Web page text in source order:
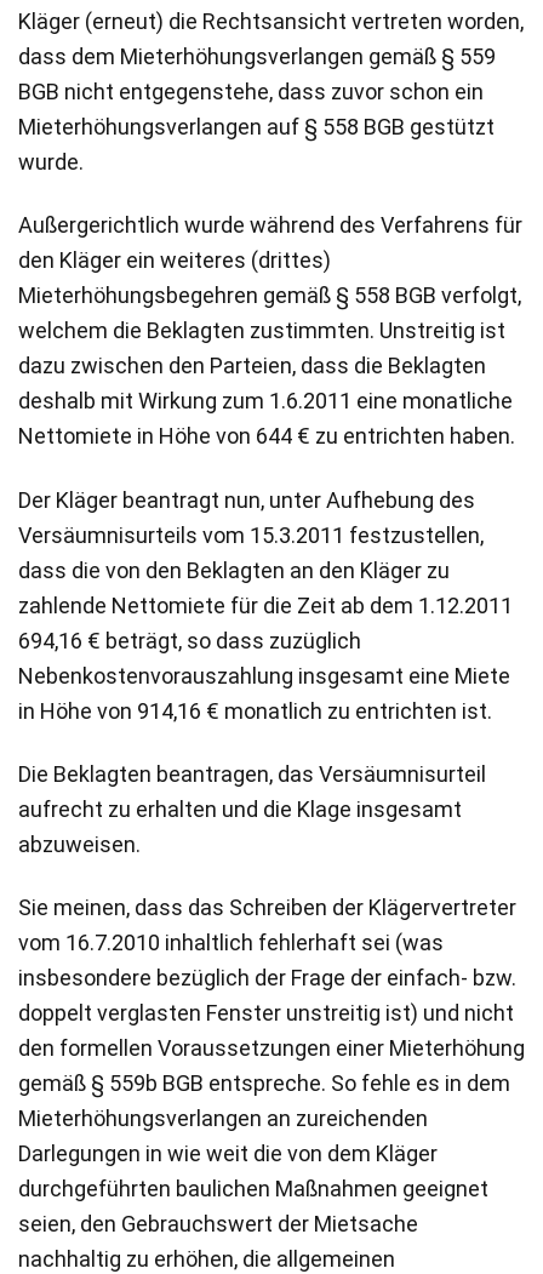
Kläger (erneut) die Rechtsansicht vertreten worden,
dass dem Mieterhöhungsverlangen gemäß § 559
BGB nicht entgegenstehe, dass zuvor schon ein
Mieterhöhungsverlangen auf § 558 BGB gestützt
wurde.
Außergerichtlich wurde während des Verfahrens für
den Kläger ein weiteres (drittes)
Mieterhöhungsbegehren gemäß § 558 BGB verfolgt,
welchem die Beklagten zustimmten. Unstreitig ist
dazu zwischen den Parteien, dass die Beklagten
deshalb mit Wirkung zum 1.6.2011 eine monatliche
Nettomiete in Höhe von 644 € zu entrichten haben.
Der Kläger beantragt nun, unter Aufhebung des
Versäumnisurteils vom 15.3.2011 festzustellen,
dass die von den Beklagten an den Kläger zu
zahlende Nettomiete für die Zeit ab dem 1.12.2011
694,16 € beträgt, so dass zuzüglich
Nebenkostenvorauszahlung insgesamt eine Miete
in Höhe von 914,16 € monatlich zu entrichten ist.
Die Beklagten beantragen, das Versäumnisurteil
aufrecht zu erhalten und die Klage insgesamt
abzuweisen.
Sie meinen, dass das Schreiben der Klägervertreter
vom 16.7.2010 inhaltlich fehlerhaft sei (was
insbesondere bezüglich der Frage der einfach- bzw.
doppelt verglasten Fenster unstreitig ist) und nicht
den formellen Voraussetzungen einer Mieterhöhung
gemäß § 559b BGB entspreche. So fehle es in dem
Mieterhöhungsverlangen an zureichenden
Darlegungen in wie weit die von dem Kläger
durchgeführten baulichen Maßnahmen geeignet
seien, den Gebrauchswert der Mietsache
nachhaltig zu erhöhen, die allgemeinen